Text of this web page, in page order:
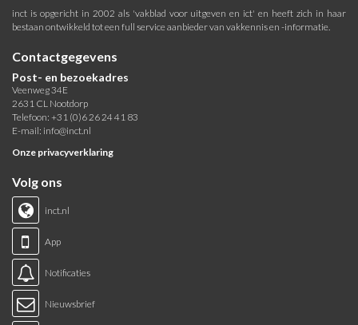
inct is opgericht in 2002 als 'vakblad voor uitgeven en ict' en heeft zich in haar
bestaan ontwikkeld tot een full service aanbieder van vakkennis en -informatie.
Contactgegevens
Post- en bezoekadres
Veenweg 34E
2631 CL Nootdorp
Telefoon: +31 (0)6 26 24 41 83
E-mail: info@inct.nl
Onze privacyverklaring
Volg ons
inct.nl
App
Notificaties
Nieuwsbrief